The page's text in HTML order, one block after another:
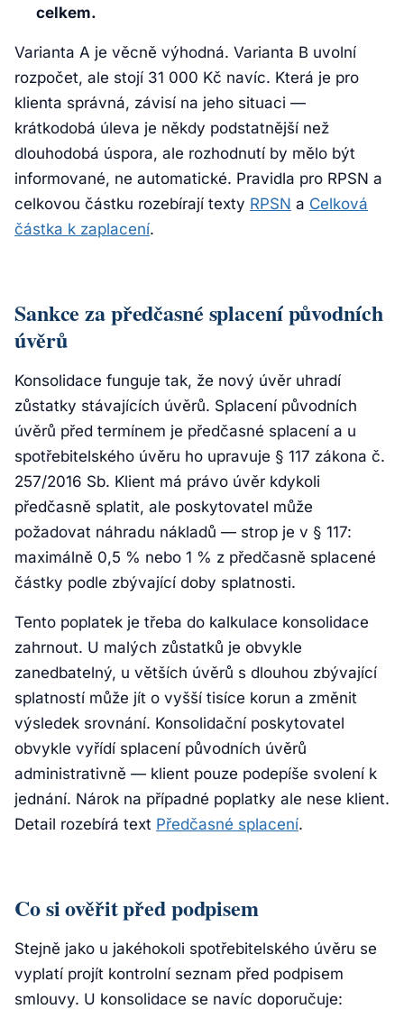
celkem.
Varianta A je věcně výhodná. Varianta B uvolní
rozpočet, ale stojí 31 000 Kč navíc. Která je pro
klienta správná, závisí na jeho situaci —
krátkodobá úleva je někdy podstatnější než
dlouhodobá úspora, ale rozhodnutí by mělo být
informované, ne automatické. Pravidla pro RPSN a
celkovou částku rozebírají texty RPSN a Celková
částka k zaplacení.
Sankce za předčasné splacení původních
úvěrů
Konsolidace funguje tak, že nový úvěr uhradí
zůstatky stávajících úvěrů. Splacení původních
úvěrů před termínem je předčasné splacení a u
spotřebitelského úvěru ho upravuje § 117 zákona č.
257/2016 Sb. Klient má právo úvěr kdykoli
předčasně splatit, ale poskytovatel může
požadovat náhradu nákladů — strop je v § 117:
maximálně 0,5 % nebo 1 % z předčasně splacené
částky podle zbývající doby splatnosti.
Tento poplatek je třeba do kalkulace konsolidace
zahrnout. U malých zůstatků je obvykle
zanedbatelný, u větších úvěrů s dlouhou zbývající
splatností může jít o vyšší tisíce korun a změnit
výsledek srovnání. Konsolidační poskytovatel
obvykle vyřídí splacení původních úvěrů
administrativně — klient pouze podepíše svolení k
jednání. Nárok na případné poplatky ale nese klient.
Detail rozebírá text Předčasné splacení.
Co si ověřit před podpisem
Stejně jako u jakéhokoli spotřebitelského úvěru se
vyplatí projít kontrolní seznam před podpisem
smlouvy. U konsolidace se navíc doporučuje: